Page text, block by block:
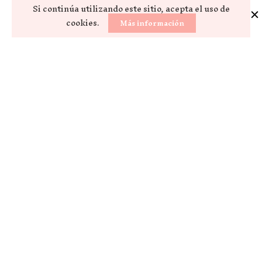
Si continúa utilizando este sitio, acepta el uso de
cookies. Más información